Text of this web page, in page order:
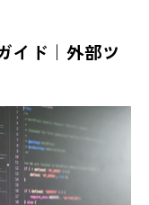
イド｜外部ツ